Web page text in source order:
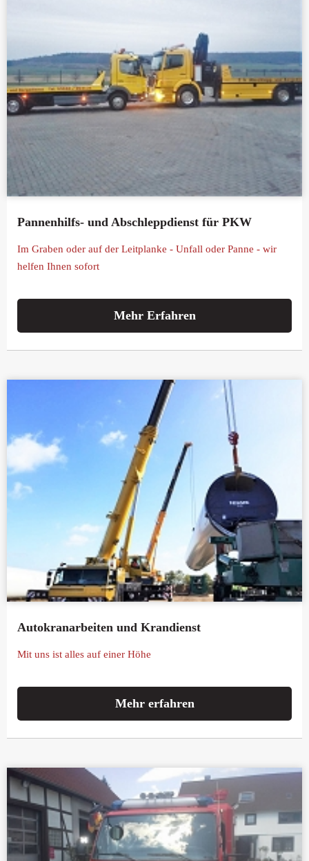
Pannenhilfs- und Abschleppdienst für PKW
Im Graben oder auf der Leitplanke - Unfall oder Panne - wir
helfen Ihnen sofort
Mehr Erfahren
Autokranarbeiten und Krandienst
Mit uns ist alles auf einer Höhe
Mehr erfahren